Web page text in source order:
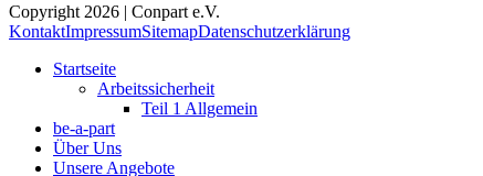
Copyright 2026 | Conpart e.V.
KontaktImpressumSitemapDatenschutzerklärung
Startseite
Arbeitssicherheit
Teil 1 Allgemein
be-a-part
Über Uns
Unsere Angebote